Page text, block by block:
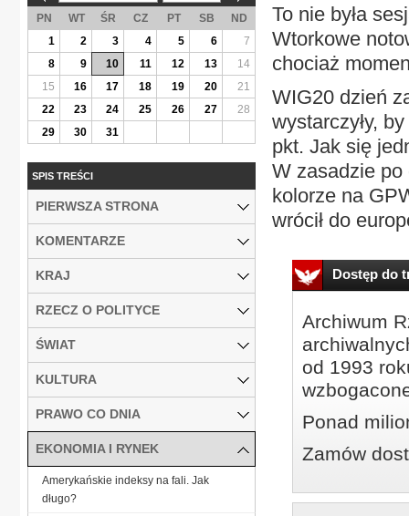
To nie była
Wtorkowe
chociaż
WIG20 dzień
wystarczyły,
pkt. Jak się
W zasadzie
kolorze na
wrócił do
Dostęp do
Archiwum
od 1993
Ponad
Zamów
PN WT ŚR CZ PT SB
ND
1
2 3 4 5 6
7
8
9 10 11 12 13
14
15
16 17 18 19 20
21
22
23 24 25 26 27
28
29
30 31
SPIS TREŚCI
PIERWSZA STRONA
KOMENTARZE
KRAJ
RZECZ O POLITYCE
ŚWIAT
KULTURA
PRAWO CO DNIA
EKONOMIA I RYNEK
Amerykańskie indeksy na fali. Jak
długo?